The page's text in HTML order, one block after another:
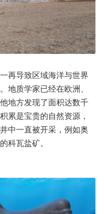
再导致区域海洋与世界
地质学家已经在欧洲、
地方发现了面积达数千
累是宝贵的自然资源，
中一直被开采，例如奥
科瓦盐矿。